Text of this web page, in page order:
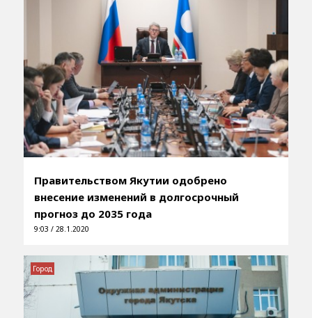
Правительством Якутии одобрено
внесение изменений в долгосрочный
прогноз до 2035 года
9:03 / 28.1.2020
Город